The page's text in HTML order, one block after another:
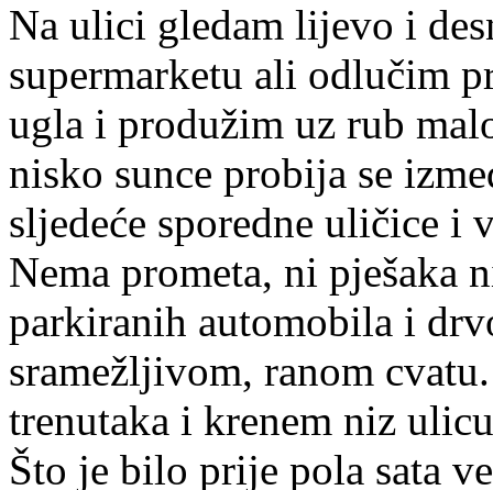
Na ulici gledam lijevo i
supermarketu ali odlučim
ugla i produžim uz rub
nisko sunce probija se
sljedeće sporedne uličice i
Nema prometa, ni pješaka
parkiranih automobila i
sramežljivom, ranom
trenutaka i krenem niz
Što je bilo prije pola sata